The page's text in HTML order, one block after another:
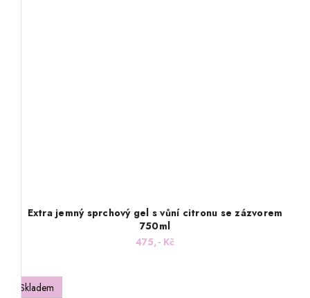
Extra jemný sprchový gel s vůní citronu se zázvorem
750ml
475,- Kč
Skladem